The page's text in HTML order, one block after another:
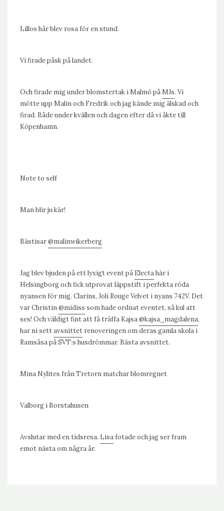
Lillos hår blev rosa för en stund.
Vi firade påsk på landet.
Och firade mig under blomstertak i Malmö påMJs. Vi
mötte upp Malin och Fredrik och jag kände mig älskad och
firad. Både under kvällen och dagen efter då vi åkte till
Köpenhamn.
Note to self
Man blir ju kär!
Bästisar@malinwikerberg
Jag blev bjuden på ett lyxigt event på Electahär i
Helsingborg och fick utprovat läppstift i perfekta röda
nyansen för mig. Clarins, Joli Rouge Velvet i nyans 742V. Det
var Christin@midiss som hade ordnat eventet, så kul att
ses! Och väldigt fint att få träffa Kajsa@kajsa_magdalena,
har ni settavsnittet renoveringen om deras gamla skola i
Ramsåsa på SVT:s husdrömmar. Bästa avsnittet.
Mina Nylites från Tretorn matchar blomregnet
Valborg i Borstahusen
Avslutar med en tidsresa. Lisafotade och jag ser fram
emot nästa om några år.